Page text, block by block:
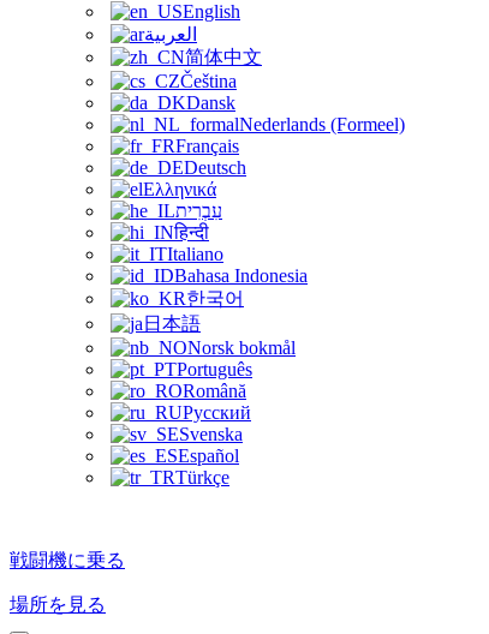
English
العربية
简体中文
Čeština
Dansk
Nederlands (Formeel)
Français
Deutsch
Ελληνικά
עִבְרִית
हिन्दी
Italiano
Bahasa Indonesia
한국어
日本語
Norsk bokmål
Português
Română
Русский
Svenska
Español
Türkçe
戦闘機に乗る
場所を見る